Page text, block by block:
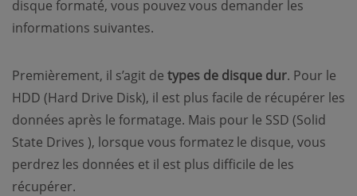
disque formaté, vous pouvez vous demander les
informations suivantes.
Premièrement, il s’agit de types de disque dur. Pour le
HDD (Hard Drive Disk), il est plus facile de récupérer les
données après le formatage. Mais pour le SSD (Solid
State Drives ), lorsque vous formatez le disque, vous
perdrez les données et il est plus difficile de les
récupérer.